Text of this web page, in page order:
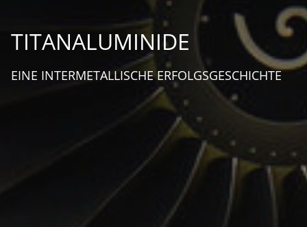
TITANALUMINIDE
EINE INTERMETALLISCHE ERFOLGSGESCHICHTE